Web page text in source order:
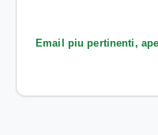
Email piu pertinenti,